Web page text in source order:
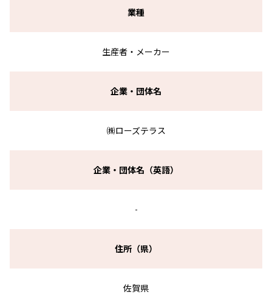
業種
生産者・メーカー
企業・団体名
㈱ローズテラス
企業・団体名（英語）
-
住所（県）
佐賀県